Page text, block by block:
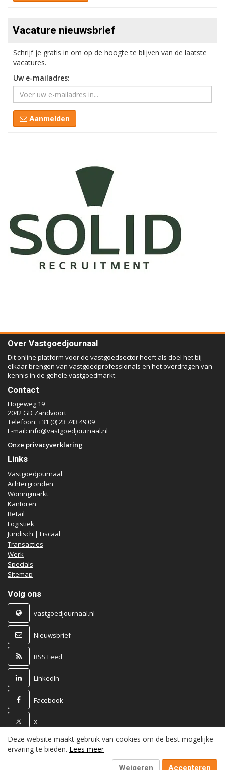
Vacature nieuwsbrief
Schrijf je gratis in om op de hoogte te blijven van de laatste
vacatures.
Uw e-mailadres:
Aanmelden
Over Vastgoedjournaal
Dit online platform voor de vastgoedsector heeft als doel het bij
elkaar brengen van vastgoedprofessionals en het overdragen van
kennis in de gehele vastgoedmarkt.
Contact
Hogeweg 19
2042 GD Zandvoort
Telefoon: +31 (0) 23 743 49 09
E-mail: info@vastgoedjournaal.nl
Onze privacyverklaring
Links
Vastgoedjournaal
Achtergronden
Woningmarkt
Kantoren
Retail
Logistiek
Juridisch | Fiscaal
Transacties
Werk
Specials
Sitemap
Volg ons
vastgoedjournaal.nl
Nieuwsbrief
RSS Feed
LinkedIn
Facebook
X
Powered by
Deze website maakt gebruik van cookies om de best mogelijke
ervaring te bieden. Lees meer
Weigeren Accepteren